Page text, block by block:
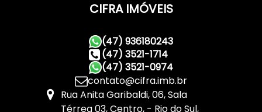
CIFRA IMÓVEIS
(47) 936180243
(47) 3521-1714
(47) 3521-0974
contato@cifra.imb.br
Rua Anita Garibaldi,06,Sala
Térrea 03,Centro, Rio do Sul,